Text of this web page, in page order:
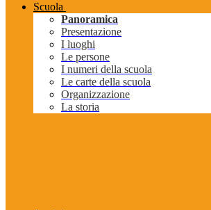
Scuola
Panoramica
Presentazione
I luoghi
Le persone
I numeri della scuola
Le carte della scuola
Organizzazione
La storia